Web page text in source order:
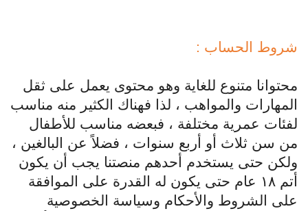
شروط الحساب :
محتوانا متنوع للغاية وهو محتوى يعمل على ثقل
المهارات والمواهب ، لذا فهناك الكثير منه مناسب
لفئات عمرية مختلفة ، فبعضه مناسب للأطفال
من سن ثلاث أو أربع سنوات ، فضلاً عن البالغين ،
ولكن حتى يستخدم أحدهم منصتنا يجب أن يكون
أتم ١٨ عام حتى يكون له القدرة على الموافقة
على الشروط والأحكام وسياسة الخصوصية